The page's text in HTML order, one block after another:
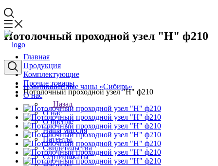
НовинкаБанные чаны «Сибирь»
О нас
Назад
О нас
О бренде
Наша миссия
Патенты
Свидетельства
Сертификаты
Потолочный проходной узел "Н" ф210
Главная
Продукция
Комплектующие
Прочие товары
Потолочный проходной узел "Н" ф210